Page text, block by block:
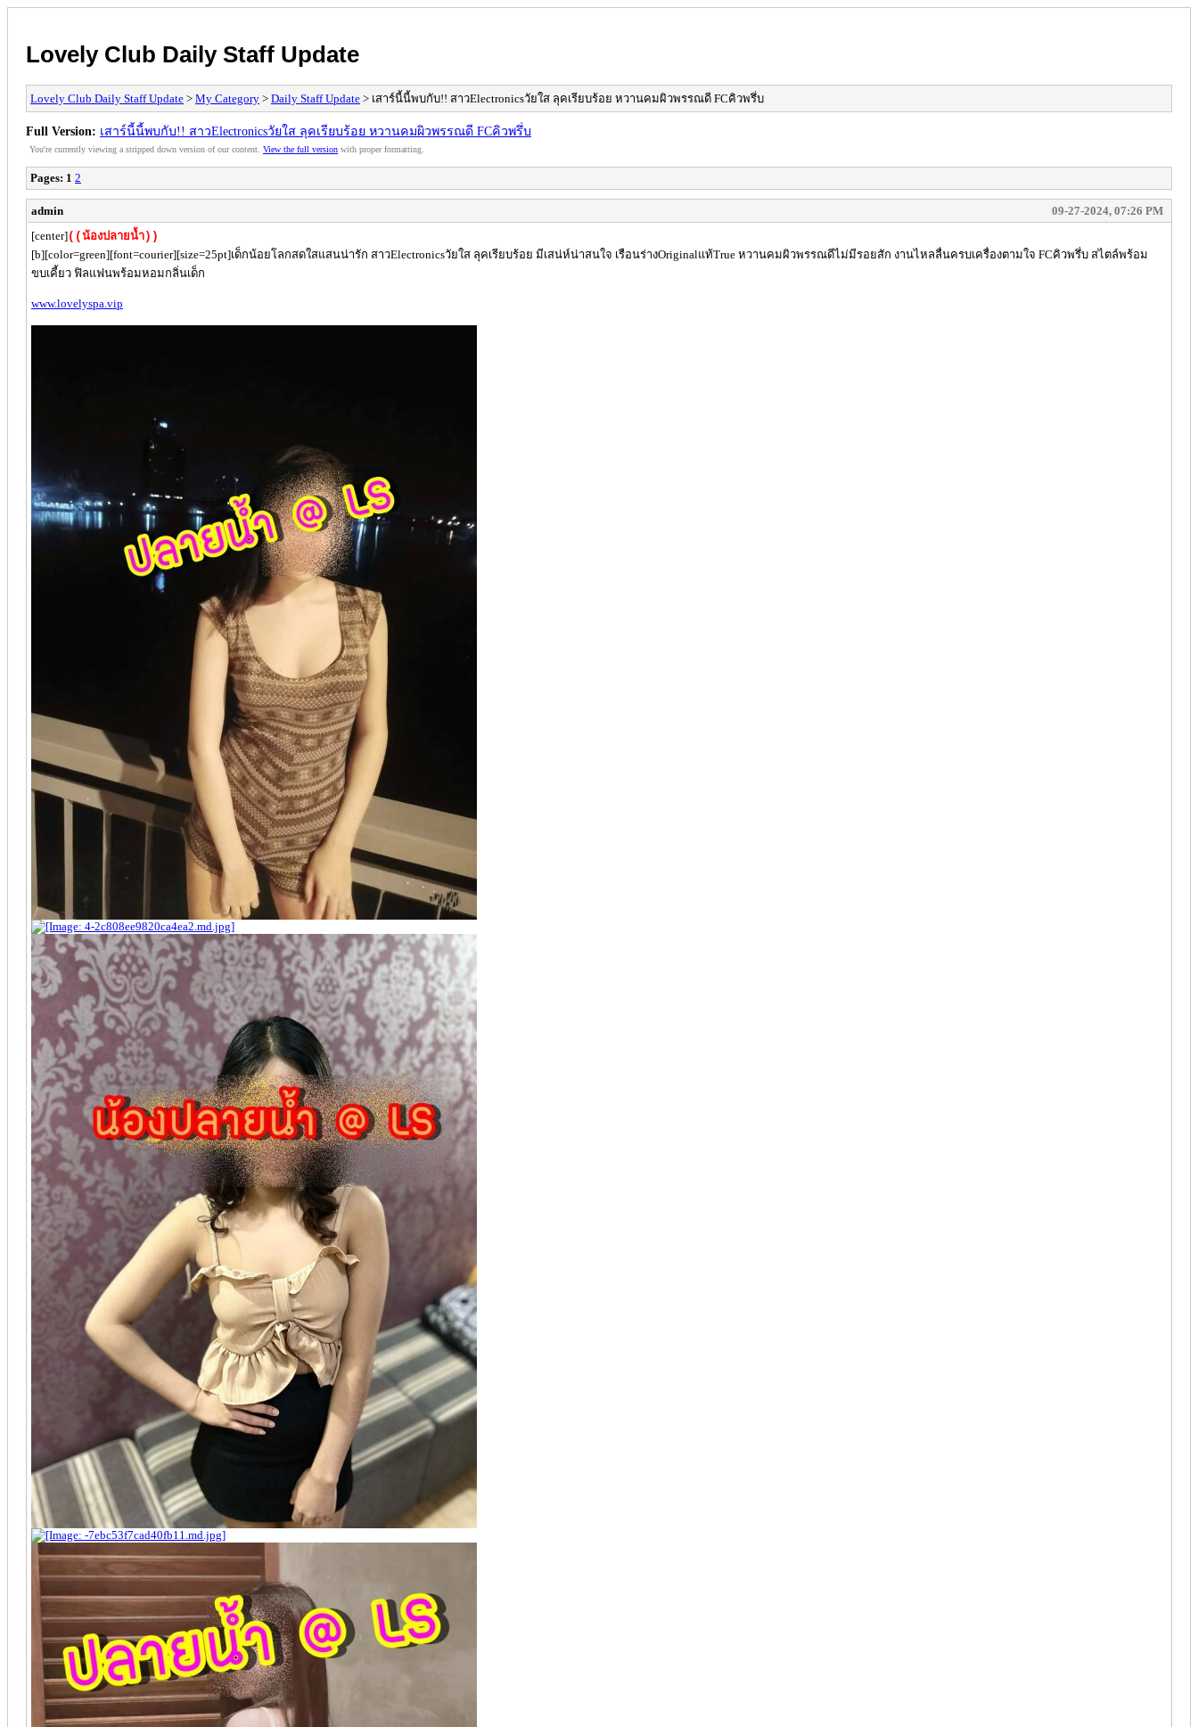
Lovely Club Daily Staff Update
Lovely Club Daily Staff Update > My Category > Daily Staff Update > เสาร์นี้นี้พบกับ!! สาวElectronicsวัยใส ลุคเรียบร้อย หวานคมผิวพรรณดี FCคิวพรึ่บ
Full Version: เสาร์นี้นี้พบกับ!! สาวElectronicsวัยใส ลุคเรียบร้อย หวานคมผิวพรรณดี FCคิวพรึ่บ
You're currently viewing a stripped down version of our content. View the full version with proper formatting.
Pages: 1 2
admin
09-27-2024, 07:26 PM
[center]((น้องปลายน้ำ))
[b][color=green][font=courier][size=25pt]เด็กน้อยโลกสดใสแสนน่ารัก สาวElectronicsวัยใส ลุคเรียบร้อย มีเสน่ห์น่าสนใจ เรือนร่างOriginalแท้True หวานคมผิวพรรณดีไม่มีรอยสัก งานไหลลื่นครบเครื่องตามใจ FCคิวพรึ่บ สไตล์พร้อม
ขบเคี้ยว ฟิลแฟนพร้อมหอมกลิ่นเด็ก
www.lovelyspa.vip